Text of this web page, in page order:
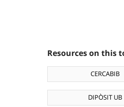
Resources on this
CERCABIB
DIPÒSIT UB